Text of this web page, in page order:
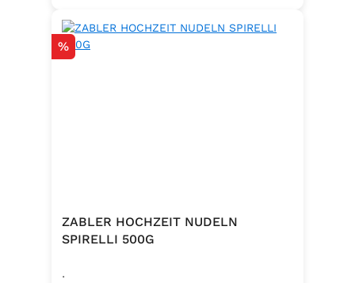
Rabatt
%
ZABLER HOCHZEIT NUDELN
SPIRELLI 500G
.